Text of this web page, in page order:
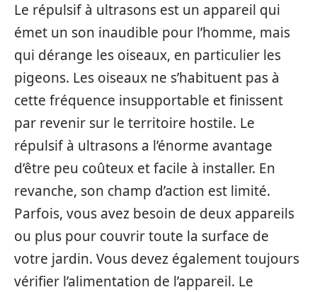
Le répulsif à ultrasons est un appareil qui
émet un son inaudible pour l’homme, mais
qui dérange les oiseaux, en particulier les
pigeons. Les oiseaux ne s’habituent pas à
cette fréquence insupportable et finissent
par revenir sur le territoire hostile. Le
répulsif à ultrasons a l’énorme avantage
d’être peu coûteux et facile à installer. En
revanche, son champ d’action est limité.
Parfois, vous avez besoin de deux appareils
ou plus pour couvrir toute la surface de
votre jardin. Vous devez également toujours
vérifier l’alimentation de l’appareil. Le